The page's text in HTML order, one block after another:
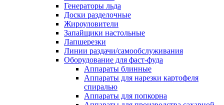
Генераторы льда
Доски разделочные
Жироуловители
Запайщики настольные
Лапшерезки
Линии раздачи/самообслуживания
Оборудование для фаст-фуда
Аппараты блинные
Аппараты для нарезки картофеля
спиралью
Аппараты для попкорна